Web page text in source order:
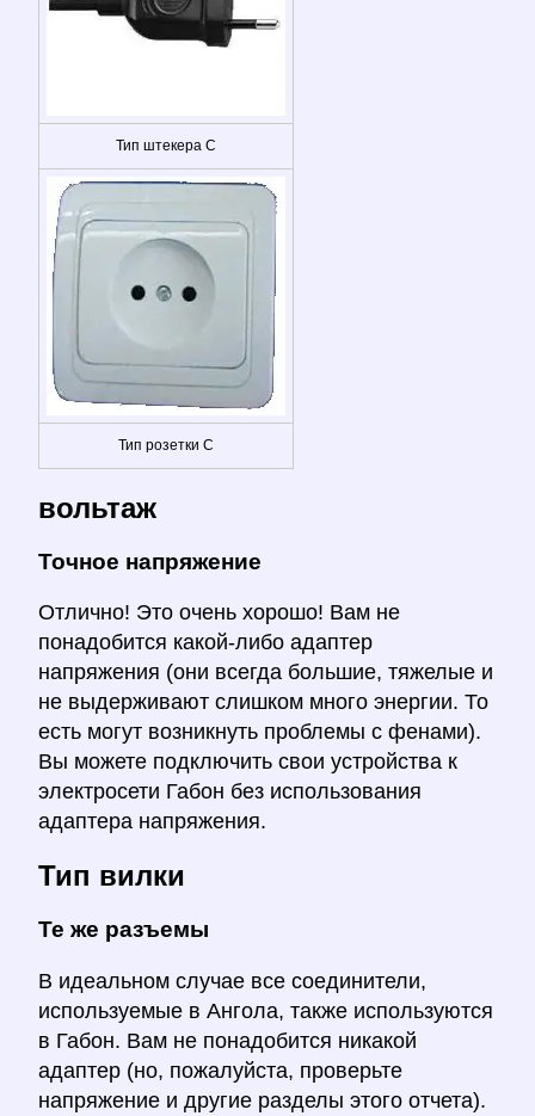
Тип штекера C
Тип розетки C
вольтаж
Точное напряжение
Отлично! Это очень хорошо! Вам не
понадобится какой-либо адаптер
напряжения (они всегда большие, тяжелые и
не выдерживают слишком много энергии. То
есть могут возникнуть проблемы с фенами).
Вы можете подключить свои устройства к
электросети Габон без использования
адаптера напряжения.
Тип вилки
Те же разъемы
В идеальном случае все соединители,
используемые в Ангола, также используются
в Габон. Вам не понадобится никакой
адаптер (но, пожалуйста, проверьте
напряжение и другие разделы этого отчета).